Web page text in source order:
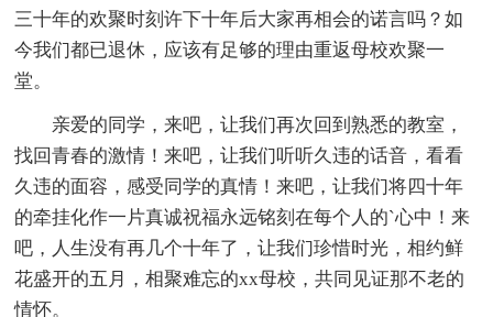
三十年的欢聚时刻许下十年后大家再相会的诺言吗？如
今我们都已退休，应该有足够的理由重返母校欢聚一
堂。
亲爱的同学，来吧，让我们再次回到熟悉的教室，
找回青春的激情！来吧，让我们听听久违的话音，看看
久违的面容，感受同学的真情！来吧，让我们将四十年
的牵挂化作一片真诚祝福永远铭刻在每个人的`心中！来
吧，人生没有再几个十年了，让我们珍惜时光，相约鲜
花盛开的五月，相聚难忘的xx母校，共同见证那不老的
情怀。